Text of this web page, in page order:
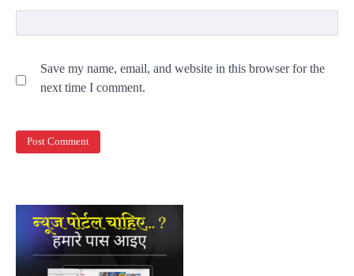
Save my name, email, and website in this browser for the
next time I comment.